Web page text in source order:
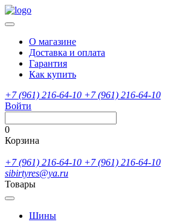
О магазине
Доставка и оплата
Гарантия
Как купить
+7 (961) 216-64-10 +7 (961) 216-64-10
Войти
0
Корзина
+7 (961) 216-64-10 +7 (961) 216-64-10
sibirtyres@ya.ru
Товары
Шины